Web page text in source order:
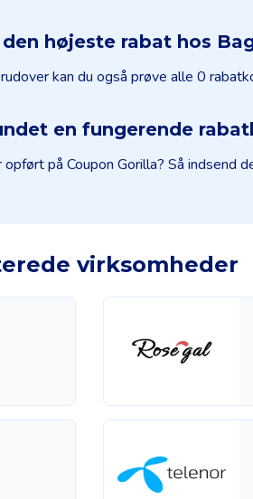
højeste rabat hos
kan du også prøve alle 0
en fungerende
på Coupon Gorilla? Så
virksomheder